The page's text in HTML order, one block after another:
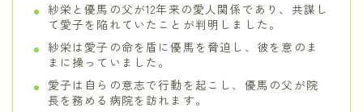
紗栄と優馬の父が12年来の愛人関係であり、共謀し
て愛子を陥れていたことが判明しました。
紗栄は愛子の命を盾に優馬を脅迫し、彼を意のま
まに操っていました。
愛子は自らの意志で行動を起こし、優馬の父が院
長を務める病院を訪れます。